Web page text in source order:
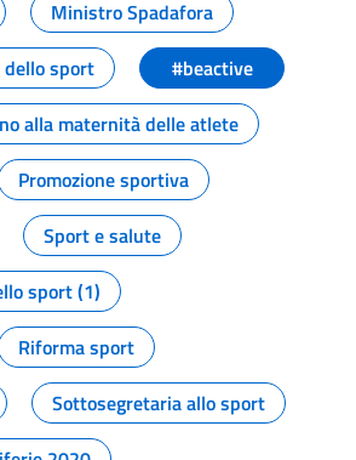
Ministro Spadafora
dello sport
#beactive
alla maternità delle atlete
Promozione sportiva
Sport e salute
sport (1)
Riforma sport
Sottosegretaria allo sport